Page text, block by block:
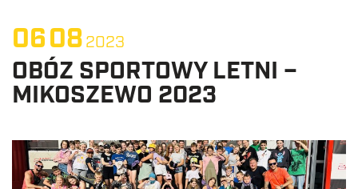
06082023
OBÓZ SPORTOWY LETNI –
MIKOSZEWO 2023